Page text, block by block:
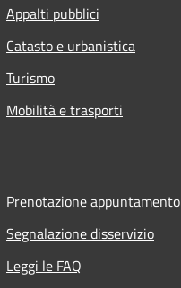
Appalti pubblici
Catasto e urbanistica
Turismo
Mobilità e trasporti
Prenotazione appuntamento
Segnalazione disservizio
Leggi le FAQ